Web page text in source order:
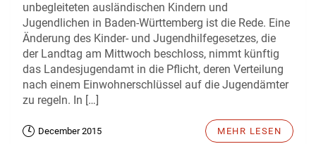
unbegleiteten ausländischen Kindern und
Jugendlichen in Baden-Württemberg ist die Rede. Eine
Änderung des Kinder- und Jugendhilfegesetzes, die
der Landtag am Mittwoch beschloss, nimmt künftig
das Landesjugendamt in die Pflicht, deren Verteilung
nach einem Einwohnerschlüssel auf die Jugendämter
zu regeln. In […]
December 2015 MEHR LESEN